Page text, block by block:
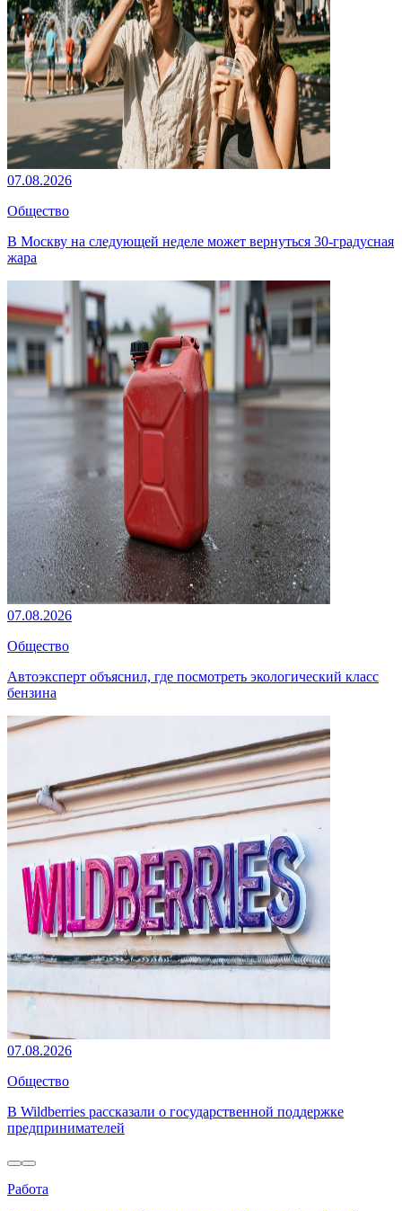
07.08.2026
Общество
В Москву на следующей неделе может вернуться 30-градусная
жара
07.08.2026
Общество
Автоэксперт объяснил, где посмотреть экологический класс
бензина
07.08.2026
Общество
В Wildberries рассказали о государственной поддержке
предпринимателей
Работа